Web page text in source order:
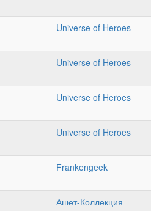
Universe of Heroes
Universe of Heroes
Universe of Heroes
Universe of Heroes
Frankengeek
Ашет-Коллекция